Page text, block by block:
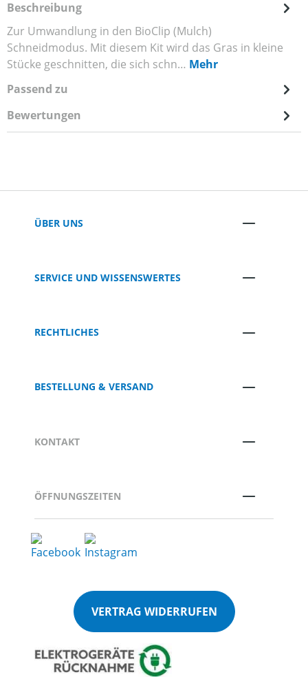
Beschreibung
Zur Umwandlung in den BioClip (Mulch)
Schneidmodus. Mit diesem Kit wird das Gras in kleine
Stücke geschnitten, die sich schn… Mehr
Passend zu
Bewertungen
ÜBER UNS
SERVICE UND WISSENSWERTES
RECHTLICHES
BESTELLUNG & VERSAND
KONTAKT
ÖFFNUNGSZEITEN
VERTRAG WIDERRUFEN